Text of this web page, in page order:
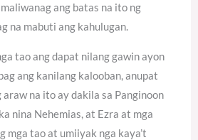
ang batas na ito ng
na mabuti ang kahulugan.
tao ang dapat nilang gawin ayon
ang kanilang kalooban, anupat
araw na ito ay dakila sa Panginoon
nina Nehemias, at Ezra at mga
mga tao at umiiyak nga kaya’t